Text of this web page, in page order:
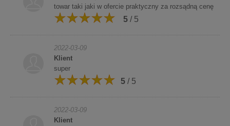
towar taki jaki w ofercie praktyczny za rozsądną cenę
5 / 5
2022-03-09
Klient
super
5 / 5
2022-03-09
Klient